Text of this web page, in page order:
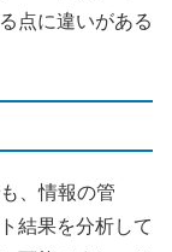
点に違いがある
、情報の管
結果を分析して